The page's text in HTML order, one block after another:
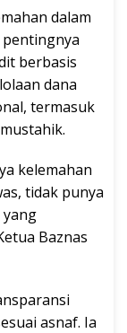
dalam
berbasis
dana
termasuk
kelemahan
tidak punya
yang
Baznas
asnaf. Ia